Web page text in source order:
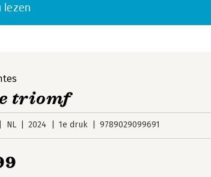
lezen
triomf
NL 2024 1e druk 9789029099691
Personen